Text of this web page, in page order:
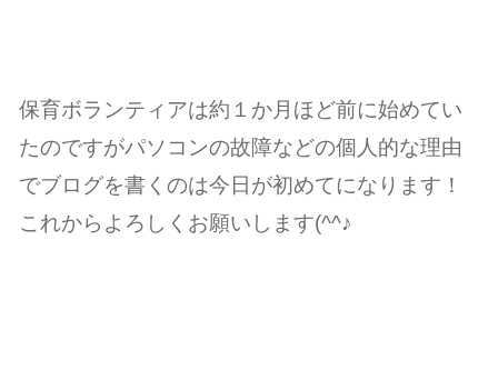
保育ボランティアは約１か月ほど前に始めてい
たのですがパソコンの故障などの個人的な理由
でブログを書くのは今日が初めてになります！
これからよろしくお願いします(^^♪